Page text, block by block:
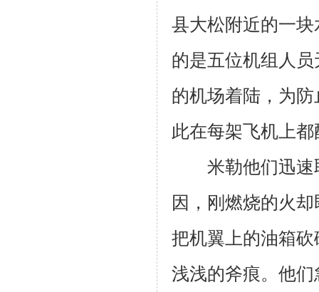
县大松附近的一
的是五位机组人
的机场着陆，为
此在每架飞机上
米勒他们迅速
因，刚燃烧的火
把机翼上的油箱
浅浅的斧痕。他